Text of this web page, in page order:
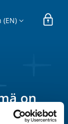
(EN)
on